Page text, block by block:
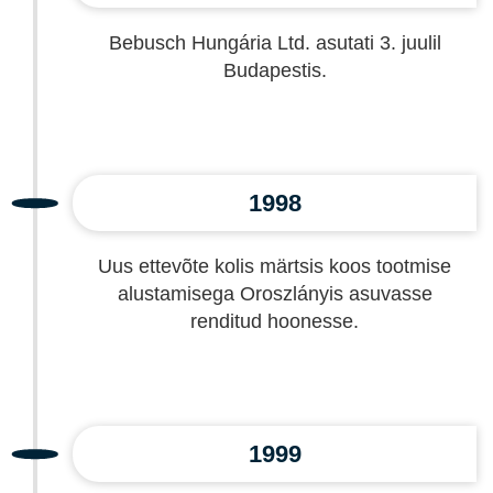
Bebusch Hungária Ltd. asutati 3. juulil
Budapestis.
1998
Uus ettevõte kolis märtsis koos tootmise
alustamisega Oroszlányis asuvasse
renditud hoonesse.
1999